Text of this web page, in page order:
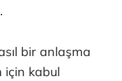
bir anlaşma
için kabul